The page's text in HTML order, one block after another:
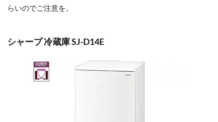
らいのでご注意を。
シャープ 冷蔵庫 SJ-D14E